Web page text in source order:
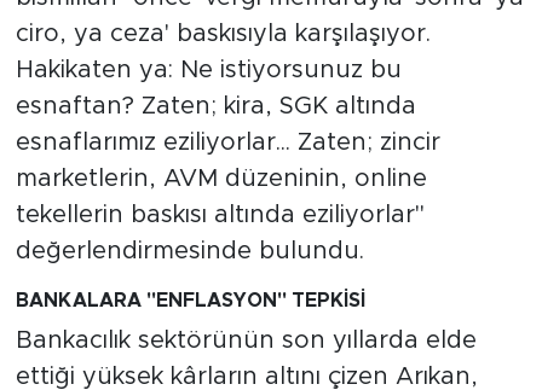
ciro, ya ceza' baskısıyla karşılaşıyor.
Hakikaten ya: Ne istiyorsunuz bu
esnaftan? Zaten; kira, SGK altında
esnaflarımız eziliyorlar... Zaten; zincir
marketlerin, AVM düzeninin, online
tekellerin baskısı altında eziliyorlar"
değerlendirmesinde bulundu.
BANKALARA "ENFLASYON "TEPKİSİ
Bankacılık sektörünün son yıllarda elde
ettiği yüksek kârların altını çizen Arıkan,